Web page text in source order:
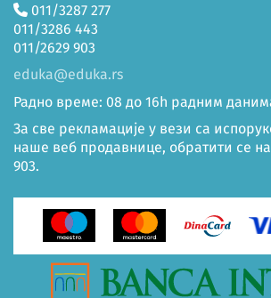
011/3287 277
011/3286 443
011/2629 903
eduka@eduka.rs
Радно време: 08 до 16h радним
За све рекламације у вези са
наше веб продавнице, обратити се на
903.